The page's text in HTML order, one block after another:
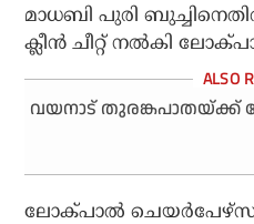
മാധബി പുരി
ക്ലീന്‍ ചീറ്റ് നല്‍കി
വയനാട് തുരങ്കപാതയ്ക്ക്
ലോക്പാല്‍